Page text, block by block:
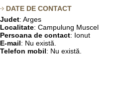
DATE DE CONTACT
Judet: Arges
Localitate: Campulung Muscel
Persoana de contact: Ionut
E-mail: Nu există.
Telefon mobil: Nu există.